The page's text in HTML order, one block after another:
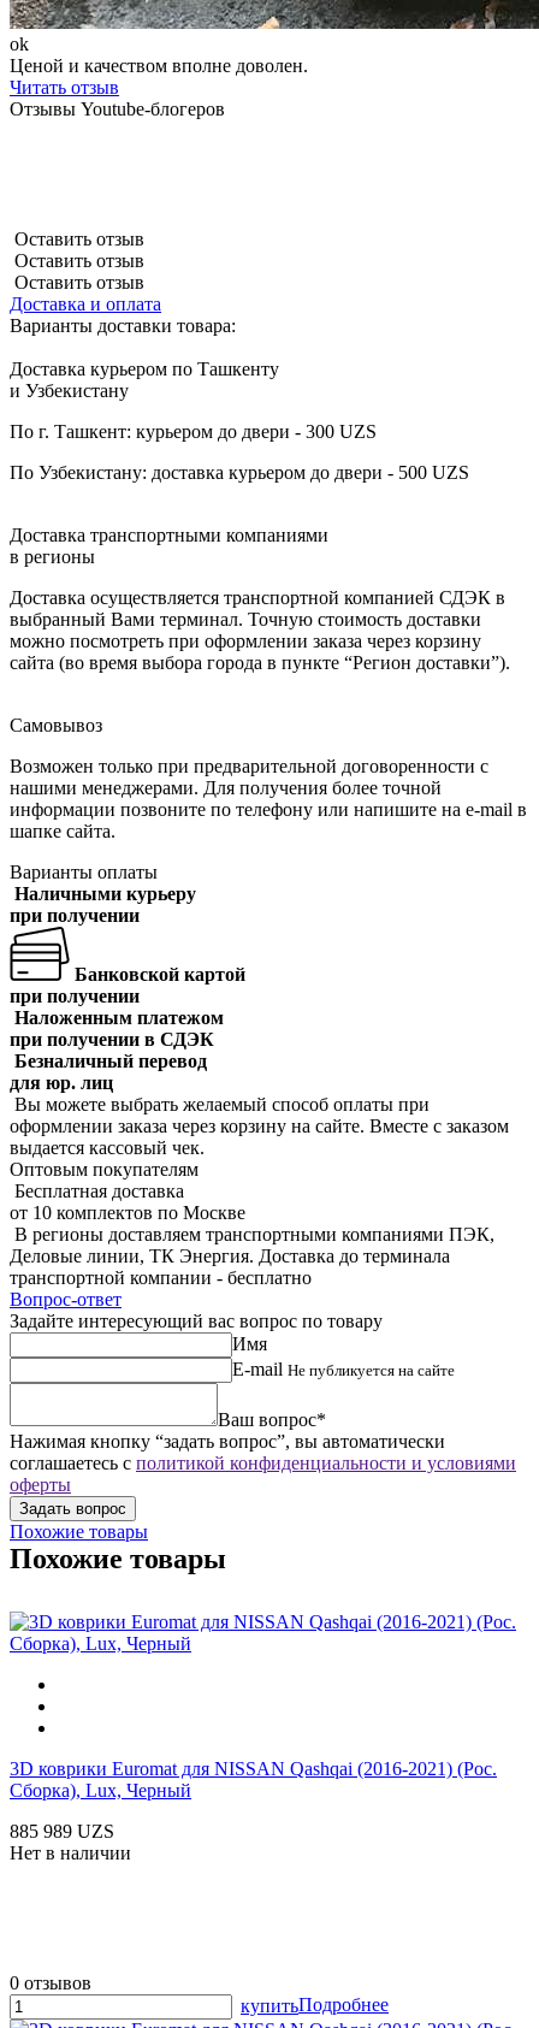
ok
Ценой и качеством вполне доволен.
Читать отзыв
Отзывы Youtube-блогеров
Оставить отзыв
Оставить отзыв
Оставить отзыв
Доставка и оплата
Варианты доставки товара:
Доставка курьером по Ташкенту
и Узбекистану
По г. Ташкент: курьером до двери - 300 UZS
По Узбекистану: доставка курьером до двери - 500 UZS
Доставка транспортными компаниями
в регионы
Доставка осуществляется транспортной компанией СДЭК в
выбранный Вами терминал. Точную стоимость доставки
можно посмотреть при оформлении заказа через корзину
сайта (во время выбора города в пункте “Регион доставки”).
Самовывоз
Возможен только при предварительной договоренности с
нашими менеджерами. Для получения более точной
информации позвоните по телефону или напишите на e-mail в
шапке сайта.
Варианты оплаты
Наличными курьеру
при получении
Банковской картой
при получении
Наложенным платежом
при получении в СДЭК
Безналичный перевод
для юр. лиц
Вы можете выбрать желаемый способ оплаты при
оформлении заказа через корзину на сайте. Вместе с заказом
выдается кассовый чек.
Оптовым покупателям
Бесплатная доставка
от 10 комплектов по Москве
В регионы доставляем транспортными компаниями ПЭК,
Деловые линии, ТК Энергия. Доставка до терминала
транспортной компании - бесплатно
Вопрос-ответ
Задайте интересующий вас вопрос по товару
Имя
E-mail Не публикуется на сайте
Ваш вопрос*
Нажимая кнопку “задать вопрос”, вы автоматически
соглашаетесь с политикой конфиденциальности и условиями
оферты
Похожие товары
Похожие товары
3D коврики Euromat для NISSAN Qashqai (2016-2021) (Рос.
Сборка), Lux, Черный
885 989 UZS
Нет в наличии
0 отзывов
купитьПодробнее